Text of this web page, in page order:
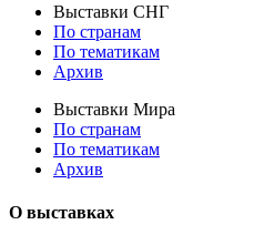
Выставки СНГ
По странам
По тематикам
Архив
Выставки Мира
По странам
По тематикам
Архив
О выставках